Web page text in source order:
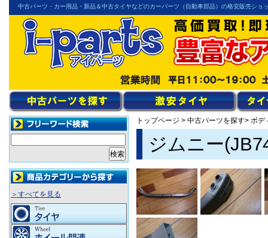
中古パーツ・カー用品・新品＆中古タイヤなどのカーパーツ（自動車部品）の格安販売ショ
トップページ > 中古パーツを探す> ボデ
ジムニー
＞すべてを見る